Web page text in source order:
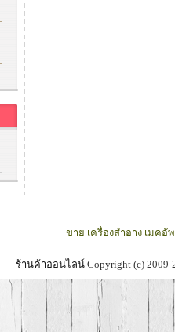
ขาย เครื่องสำอาง เมค
ร้านค้าออนไลน์Copyright (c)